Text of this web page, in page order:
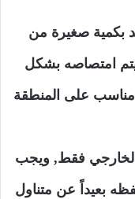
بكمية صغيرة من
امتصاصه بشكل
على المنطقة
الخارجي فقط, ويجب
بعيداً عن متناول